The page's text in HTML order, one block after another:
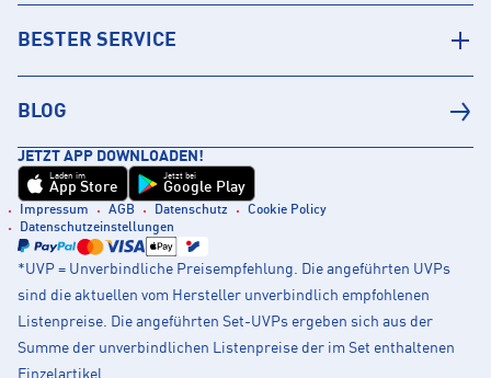
BESTER SERVICE
BLOG
JETZT APP DOWNLOADEN!
Laden im
App Store
Jetzt bei
Google Play
Impressum AGB Datenschutz
Cookie Policy
Datenschutzeinstellungen
*UVP = Unverbindliche Preisempfehlung. Die angeführten UVPs
sind die aktuellen vom Hersteller unverbindlich empfohlenen
Listenpreise. Die angeführten Set-UVPs ergeben sich aus der
Summe der unverbindlichen Listenpreise der im Set enthaltenen